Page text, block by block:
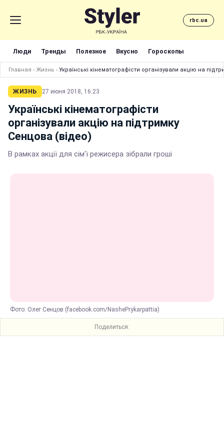
rbc.ua
Люди Тренды Полезное Вкусно Гороскопы
Главная › Жизнь › Українські кінематографісти організували акцію на
ЖИЗНЬ 27 июня 2018, 16:23
Українські кінематографісти
організували акцію на підтримку
Сенцова (відео)
В рамках акції для сім'ї режисера зібрали гроші
Фото: Олег Сенцов (facebook.com/NashePrykarpattia)
Поделиться: